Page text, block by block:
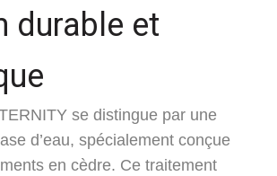
durable et
se distingue par une
d’eau, spécialement conçue
en cèdre. Ce traitement